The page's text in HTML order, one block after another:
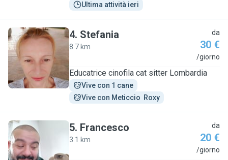
Ultima attività ieri
S
4. Stefania
8.7 km
da
30 €
/giorno
Educatrice cinofila cat sitter Lombardia
Vive con 1 cane
Vive con Meticcio  Roxy
F
5. Francesco
3.1 km
da
20 €
/giorno